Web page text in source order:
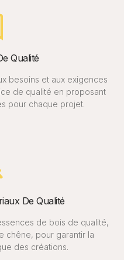
Qualité
besoins et aux exigences
de qualité en proposant
pour chaque projet.
De Qualité
de bois de qualité,
chêne, pour garantir la
des créations.